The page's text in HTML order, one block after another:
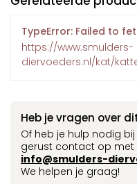
TypeError: Failed to
https://www.smulders-
diervoeders.nl/kat/
Heb je vragen over
Of heb je hulp nodig
gerust contact op met
info@smulders-
We helpen je graag!